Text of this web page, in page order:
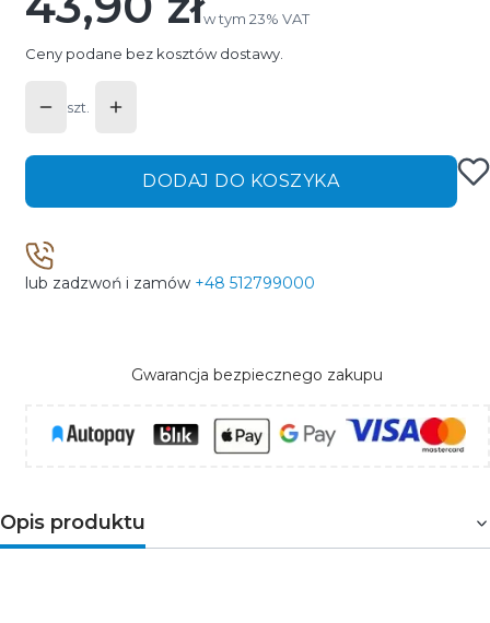
Cena w tym 23% VAT
w tym 23% VAT
Ceny podane bez kosztów dostawy.
szt.
DODAJ DO KOSZYKA
lub zadzwoń i zamów +48 512799000
Gwarancja bezpiecznego zakupu
Opis produktu